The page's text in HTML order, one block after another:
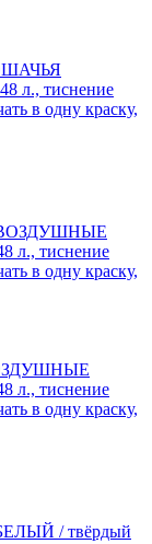
л., тиснение
в одну краску,
л., тиснение
в одну краску,